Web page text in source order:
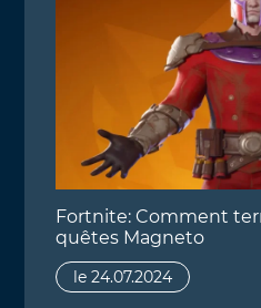
Fortnite: Comment
quêtes Magneto
le 24.07.2024